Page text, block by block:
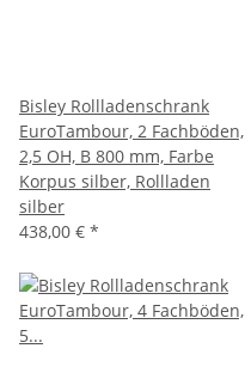
Bisley Rollladenschrank
EuroTambour, 2 Fachböden,
2,5 OH, B 800 mm, Farbe
Korpus silber, Rollladen
silber
438,00 € *